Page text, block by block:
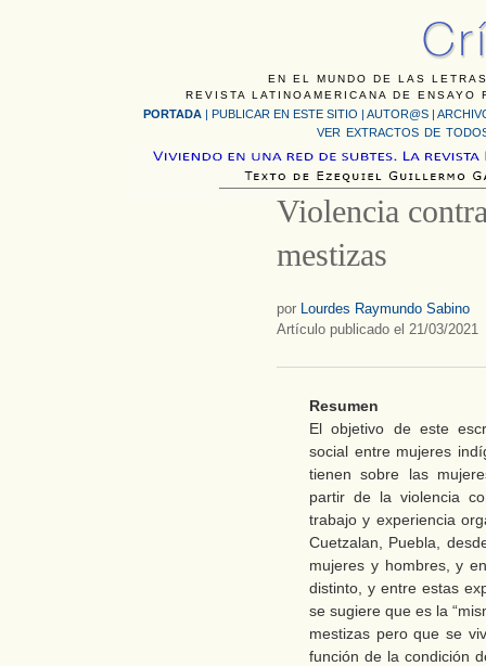
EN EL MUNDO DE LAS
REVISTA LATINOAMERICANA DE
PORTADA | PUBLICAR EN ESTE SITIO | AUTOR@S |
VER EXTRACTOS DE
Violencia
mestizas
por Lourdes Raymundo Sabino
Artículo publicado el 21/03/2021
Resumen
El objetivo de este
social entre mujeres
tienen sobre las
partir de la violencia
trabajo y experiencia
Cuetzalan, Puebla,
mujeres y hombres, y
distinto, y entre estas
se sugiere que es la
mestizas pero que se
función de la condición